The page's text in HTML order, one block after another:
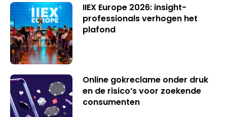
IIEX Europe 2026: insight-
professionals verhogen het
plafond
Online gokreclame onder druk
en de risico’s voor zoekende
consumenten